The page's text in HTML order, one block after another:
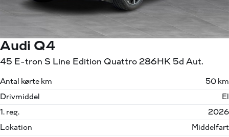
Audi Q4
45 E-tron S Line Edition Quattro 286HK 5d Aut.
Antal kørte km
50 km
Drivmiddel
El
1. reg.
2026
Lokation
Middelfart